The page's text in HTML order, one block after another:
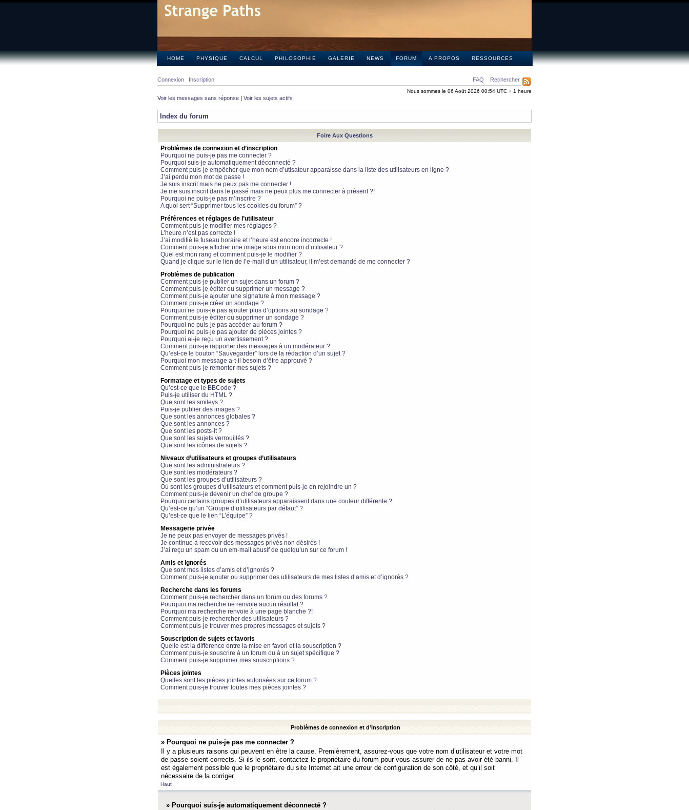
HOME PHYSIQUE CALCUL PHILOSOPHIE GALERIE NEWS FORUM A PROPOS RESSOURCES
FAQ Rechercher
Connexion Inscription
Nous sommes le 06 Août 2026 00:54 UTC + 1 heure
Voir les messages sans réponse | Voir les sujets actifs
Index du forum
Foire Aux Questions
Problèmes de connexion et d’inscription
Pourquoi ne puis-je pas me connecter ?
Pourquoi suis-je automatiquement déconnecté ?
Comment puis-je empêcher que mon nom d’utisateur apparaisse dans la liste des utilisateurs en ligne ?
J’ai perdu mon mot de passe !
Je suis inscrit mais ne peux pas me connecter !
Je me suis inscrit dans le passé mais ne peux plus me connecter à présent ?!
Pourquoi ne puis-je pas m’inscrire ?
A quoi sert “Supprimer tous les cookies du forum” ?
Préférences et réglages de l’utilisateur
Comment puis-je modifier mes réglages ?
L’heure n’est pas correcte !
J’ai modifié le fuseau horaire et l’heure est encore incorrecte !
Comment puis-je afficher une image sous mon nom d’utilisateur ?
Quel est mon rang et comment puis-je le modifier ?
Quand je clique sur le lien de l’e-mail d’un utilisateur, il m’est demandé de me connecter ?
Problèmes de publication
Comment puis-je publier un sujet dans un forum ?
Comment puis-je éditer ou supprimer un message ?
Comment puis-je ajouter une signature à mon message ?
Comment puis-je créer un sondage ?
Pourquoi ne puis-je pas ajouter plus d’options au sondage ?
Comment puis-je éditer ou supprimer un sondage ?
Pourquoi ne puis-je pas accéder au forum ?
Pourquoi ne puis-je pas ajouter de pièces jointes ?
Pourquoi ai-je reçu un avertissement ?
Comment puis-je rapporter des messages à un modérateur ?
Qu’est-ce le bouton “Sauvegarder” lors de la rédaction d’un sujet ?
Pourquoi mon message a-t-il besoin d’être approuvé ?
Comment puis-je remonter mes sujets ?
Formatage et types de sujets
Qu’est-ce que le BBCode ?
Puis-je utiliser du HTML ?
Que sont les smileys ?
Puis-je publier des images ?
Que sont les annonces globales ?
Que sont les annonces ?
Que sont les posts-it ?
Que sont les sujets verrouillés ?
Que sont les icônes de sujets ?
Niveaux d’utilisateurs et groupes d’utilisateurs
Que sont les administrateurs ?
Que sont les modérateurs ?
Que sont les groupes d’utilisateurs ?
Où sont les groupes d’utilisateurs et comment puis-je en rejoindre un ?
Comment puis-je devenir un chef de groupe ?
Pourquoi certains groupes d’utilisateurs apparaissent dans une couleur différente ?
Qu’est-ce qu’un “Groupe d’utilisateurs par défaut” ?
Qu’est-ce que le lien “L’équipe” ?
Messagerie privée
Je ne peux pas envoyer de messages privés !
Je continue à recevoir des messages privés non désirés !
J’ai reçu un spam ou un em-mail abusif de quelqu’un sur ce forum !
Amis et ignorés
Que sont mes listes d’amis et d’ignorés ?
Comment puis-je ajouter ou supprimer des utilisateurs de mes listes d’amis et d’ignorés ?
Recherche dans les forums
Comment puis-je rechercher dans un forum ou des forums ?
Pourquoi ma recherche ne renvoie aucun résultat ?
Pourquoi ma recherche renvoie à une page blanche ?!
Comment puis-je rechercher des utilisateurs ?
Comment puis-je trouver mes propres messages et sujets ?
Souscription de sujets et favoris
Quelle est la différence entre la mise en favori et la souscription ?
Comment puis-je souscrire à un forum ou à un sujet spécifique ?
Comment puis-je supprimer mes souscriptions ?
Pièces jointes
Quelles sont les pièces jointes autorisées sur ce forum ?
Comment puis-je trouver toutes mes pièces jointes ?
Problèmes de connexion et d’inscription
» Pourquoi ne puis-je pas me connecter ?
Il y a plusieurs raisons qui peuvent en être la cause. Premièrement, assurez-vous que votre nom d’utilisateur et votre mot
de passe soient corrects. Si ils le sont, contactez le propriétaire du forum pour vous assurer de ne pas avoir été banni. Il
est également possible que le propriétaire du site Internet ait une erreur de configuration de son côté, et qu’il soit
nécessaire de la corriger.
Haut
» Pourquoi suis-je automatiquement déconnecté ?